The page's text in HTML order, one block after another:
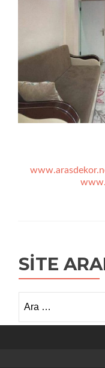
SITE